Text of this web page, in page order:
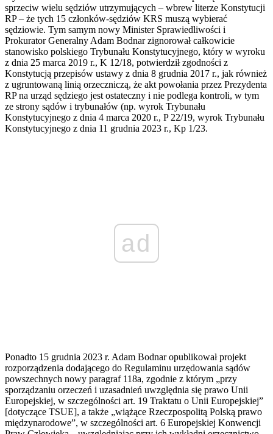
sprzeciw wielu sędziów utrzymujących – wbrew literze Konstytucji
RP – że tych 15 członków-sędziów KRS muszą wybierać
sędziowie. Tym samym nowy Minister Sprawiedliwości i
Prokurator Generalny Adam Bodnar zignorował całkowicie
stanowisko polskiego Trybunału Konstytucyjnego, który w wyroku
z dnia 25 marca 2019 r., K 12/18, potwierdził zgodności z
Konstytucją przepisów ustawy z dnia 8 grudnia 2017 r., jak również
z ugruntowaną linią orzeczniczą, że akt powołania przez Prezydenta
RP na urząd sędziego jest ostateczny i nie podlega kontroli, w tym
ze strony sądów i trybunałów (np. wyrok Trybunału
Konstytucyjnego z dnia 4 marca 2020 r., P 22/19, wyrok Trybunału
Konstytucyjnego z dnia 11 grudnia 2023 r., Kp 1/23.
ad
Ponadto 15 grudnia 2023 r. Adam Bodnar opublikował projekt
rozporządzenia dodającego do Regulaminu urzędowania sądów
powszechnych nowy paragraf 118a, zgodnie z którym „przy
sporządzaniu orzeczeń i uzasadnień uwzględnia się prawo Unii
Europejskiej, w szczególności art. 19 Traktatu o Unii Europejskiej”
[dotyczące TSUE], a także „wiążące Rzeczpospolitą Polską prawo
międzynarodowe”, w szczególności art. 6 Europejskiej Konwencji